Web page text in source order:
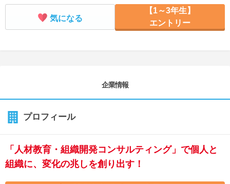
気になる
【1～3年生】
エントリー
企業情報
プロフィール
「人材教育・組織開発コンサルティング」で個人と
組織に、変化の兆しを創り出す！